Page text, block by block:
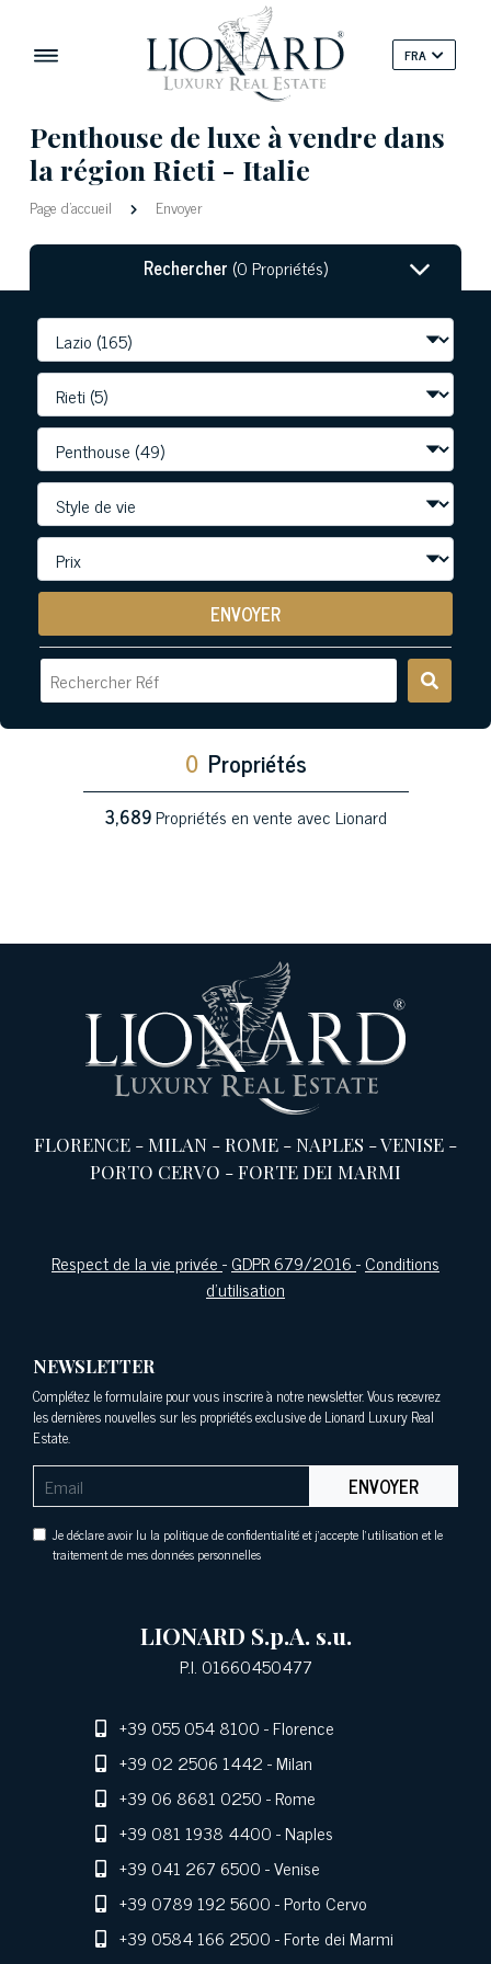
FRA
Penthouse de luxe à vendre dans
la région Rieti - Italie
Page d'accueil Envoyer
Rechercher (0 Propriétés)
ENVOYER
0 Propriétés
3,689Propriétés en vente avec Lionard
FLORENCE -MILAN -ROME -NAPLES -VENISE -
PORTO CERVO -FORTE DEI MARMI
Respect de la vie privée-GDPR 679/2016-Conditions
d'utilisation
NEWSLETTER
Complétez le formulaire pour vous inscrire à notre newsletter. Vous recevrez
les dernières nouvelles sur les propriétés exclusive de Lionard Luxury Real
Estate.
ENVOYER
Je déclare avoir lu la politique de confidentialité et j'accepte l'utilisation et le
traitement de mes données personnelles
LIONARD S.p.A. s.u.
P.I. 01660450477
+39 055 054 8100- Florence
+39 02 2506 1442- Milan
+39 06 8681 0250- Rome
+39 081 1938 4400- Naples
+39 041 267 6500- Venise
+39 0789 192 5600- Porto Cervo
+39 0584 166 2500- Forte dei Marmi